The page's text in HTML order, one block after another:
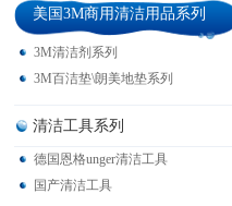
美国3M商用清洁用品系列
3M清洁剂系列
3M百洁垫\朗美地垫系列
清洁工具系列
德国恩格unger清洁工具
国产清洁工具